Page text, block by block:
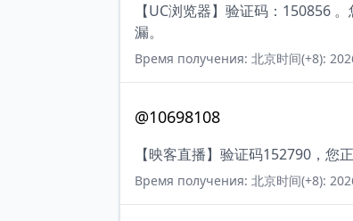
【UC浏览器】验证码：150856
漏。
Время получения: 北京时间(+8):
@10698108
【映客直播】验证码152790，您
Время получения: 北京时间(+8):